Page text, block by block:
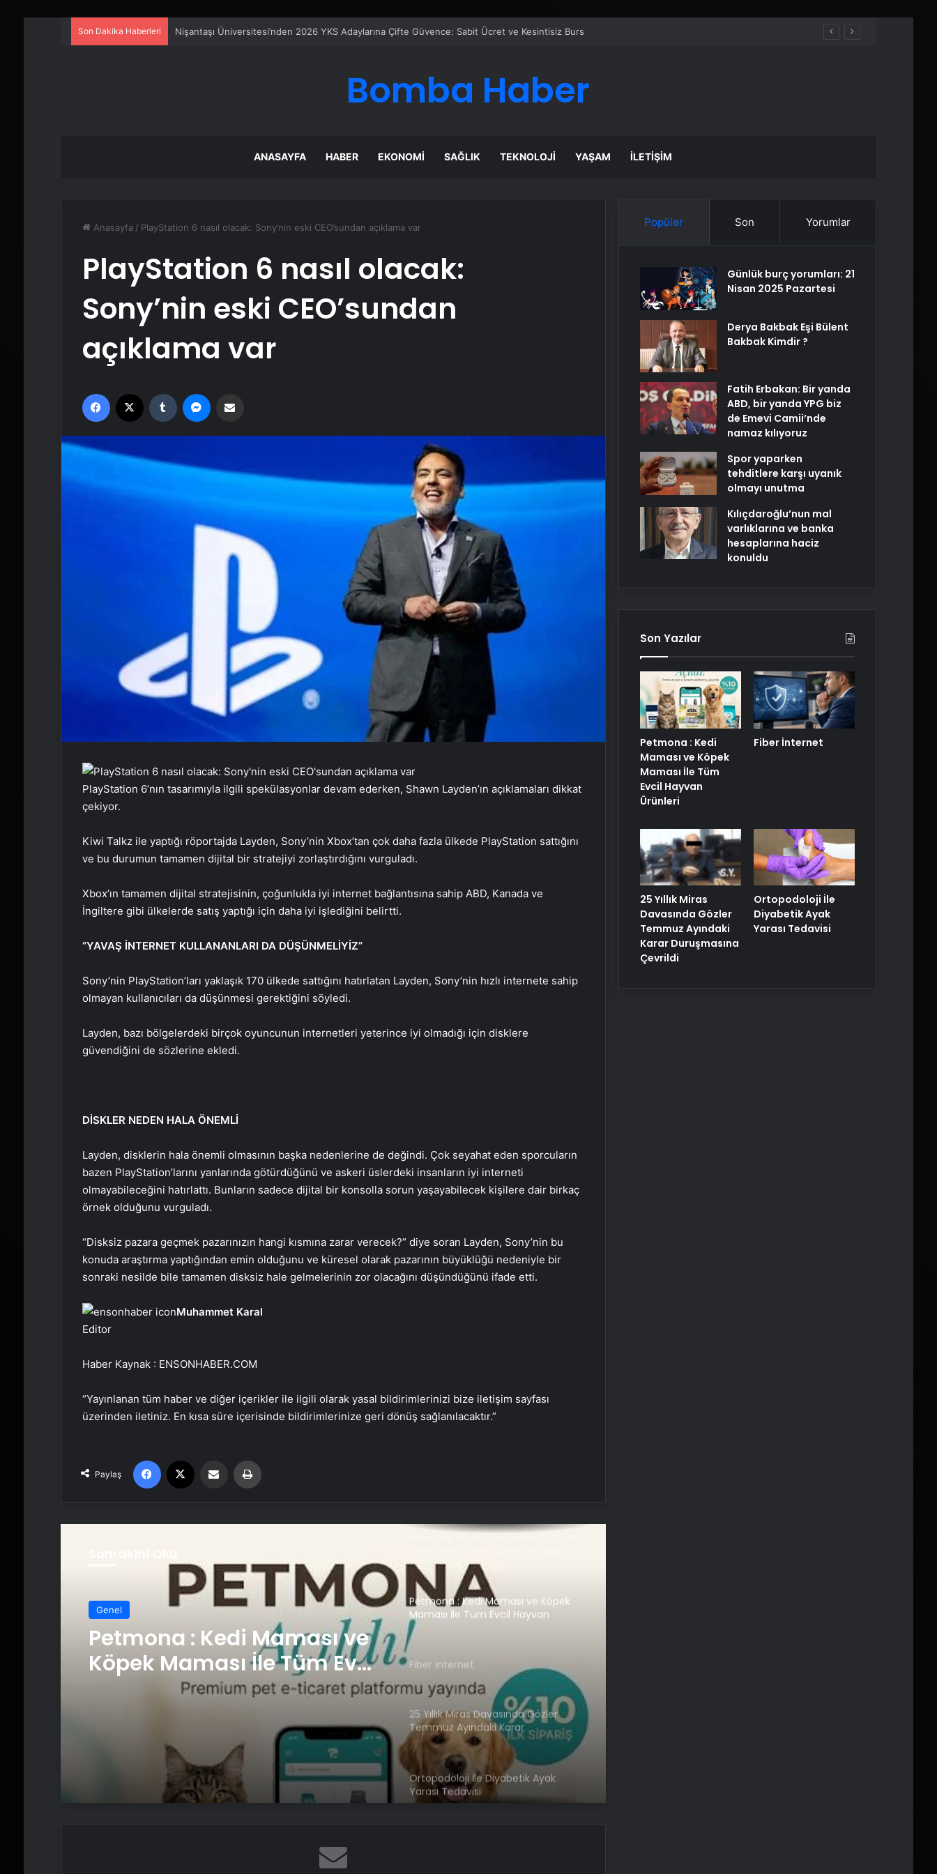
Son Dakika Haberleri Petmona : Kedi Maması ve Köpek Maması İle Tüm Evcil Hayvan Ürünleri
Bomba Haber
ANASAYFA HABER EKONOMI SAĞLIK TEKNOLOJI YAŞAM İLETIŞIM
Anasayfa / PlayStation 6 nasıl olacak: Sony’nin eski CEO’sundan açıklama var
PlayStation 6 nasıl olacak:
Sony’nin eski CEO’sundan
açıklama var
Facebook Tumblr
PlayStation 6’nın tasarımıyla ilgili spekülasyonlar devam ederken, Shawn Layden’ın açıklamaları dikkat
çekiyor.
Kiwi Talkz ile yaptığı röportajda Layden, Sony’nin Xbox’tan çok daha fazla ülkede PlayStation sattığını
ve bu durumun tamamen dijital bir stratejiyi zorlaştırdığını vurguladı.
Xbox’ın tamamen dijital stratejisinin, çoğunlukla iyi internet bağlantısına sahip ABD, Kanada ve
İngiltere gibi ülkelerde satış yaptığı için daha iyi işlediğini belirtti.
“YAVAŞ İNTERNET KULLANANLARI DA DÜŞÜNMELİYİZ”
Sony’nin PlayStation’ları yaklaşık 170 ülkede sattığını hatırlatan Layden, Sony’nin hızlı internete sahip
olmayan kullanıcıları da düşünmesi gerektiğini söyledi.
Layden, bazı bölgelerdeki birçok oyuncunun internetleri yeterince iyi olmadığı için disklere
güvendiğini de sözlerine ekledi.
DİSKLER NEDEN HALA ÖNEMLİ
Layden, disklerin hala önemli olmasının başka nedenlerine de değindi. Çok seyahat eden sporcuların
bazen PlayStation’larını yanlarında götürdüğünü ve askeri üslerdeki insanların iyi interneti
olmayabileceğini hatırlattı. Bunların sadece dijital bir konsolla sorun yaşayabilecek kişilere dair birkaç
örnek olduğunu vurguladı.
“Disksiz pazara geçmek pazarınızın hangi kısmına zarar verecek?” diye soran Layden, Sony’nin bu
konuda araştırma yaptığından emin olduğunu ve küresel olarak pazarının büyüklüğü nedeniyle bir
sonraki nesilde bile tamamen disksiz hale gelmelerinin zor olacağını düşündüğünü ifade etti.
Muhammet Karal
Editor
Haber Kaynak : ENSONHABER.COM
“Yayınlanan tüm haber ve diğer içerikler ile ilgili olarak yasal bildirimlerinizi bize iletişim sayfası
üzerinden iletiniz. En kısa süre içerisinde bildirimlerinize geri dönüş sağlanılacaktır.”
Paylaş
Facebook Email'den paylaş
Genel
Petmona : Kedi Maması ve
Köpek Maması İle Tüm Evcil
Hayvan Ürünleri
Zihnin Gizemli Sınırları ve Ötesi :
Nasılnedir.com
Umre Ne Kadar
Ücret ve Kesintisiz Burs
Petmona : Kedi Maması ve Köpek
Maması İle Tüm Evcil Hayvan
Ürünleri
Fiber İnternet
25 Yıllık Miras Davasında Gözler
Temmuz Ayındaki Karar
Duruşmasına Çevrildi
Ortopodoloji İle Diyabetik Ayak
Yarası Tedavisi
Popüler Son Yorumlar
Günlük burç yorumları: 21
Nisan 2025 Pazartesi
Derya Bakbak Eşi Bülent
Bakbak Kimdir ?
Fatih Erbakan: Bir yanda
ABD, bir yanda YPG biz
de Emevi Camii’nde
namaz kılıyoruz
Spor yaparken
tehditlere karşı uyanık
olmayı unutma
Kılıçdaroğlu’nun mal
varlıklarına ve banka
hesaplarına haciz
konuldu
Son Yazılar
Petmona : Kedi
Maması ve Köpek
Maması İle Tüm
Evcil Hayvan
Ürünleri
Fiber İnternet
25 Yıllık Miras
Davasında Gözler
Temmuz Ayındaki
Karar Duruşmasına
Çevrildi
Ortopodoloji İle
Diyabetik Ayak
Yarası Tedavisi